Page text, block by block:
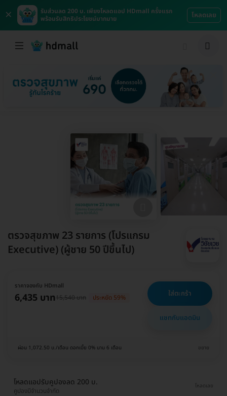
×
รับส่วนลด 200 บ. เพียงโหลดแอป HDmall ครั้งแรก
พร้อมรับสิทธิประโยชน์มากมาย
โหลดเลย
ตรวจสุขภาพ 23 รายการ (โปรแกรม
Executive) (ผู้ชาย 50 ปีขึ้นไป)
ราคาจองกับ HDmall
6,435 บาท15,540 บาท ประหยัด 59% ใส่ตะกร้า
แชทกับแอดมิน
ผ่อน 1,072.50 บ./เดือน ดอกเบี้ย 0% นาน 6 เดือน ขยาย
โหลดแอปรับคูปองลด 200 บ.
คูปองมีจำนวนจำกัด
โหลดเลย